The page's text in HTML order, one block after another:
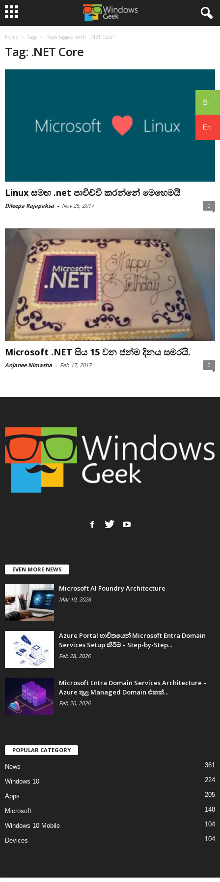
සිං
En
Home Tags Posts tagged with ".NET Core"
Tag: .NET Core
Linux සමඟ .net පාවිච්චි කරන්නේ මෙහෙමයි
Dileepa Rajapaksa - Nov 25, 2017 0
Microsoft .NET සිය 15 වන ජන්ම දිනය සමරයි.
Anjanee Nimasha - Feb 17, 2017 0
EVEN MORE NEWS
Microsoft AI Foundry Architecture
Mar 10, 2026
Azure Portal භාවිතයෙන් Microsoft Entra Domain
Services Setup කිරීම – Step-by-Step...
Feb 28, 2026
Microsoft Entra Domain Services Architecture –
Azure තුළ Managed Domain එකක්...
Feb 20, 2026
POPULAR CATEGORY
News 361
Windows 10 224
Apps 205
Microsoft 148
Windows 10 Mobile 104
Devices 104